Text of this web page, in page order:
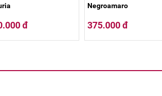
đ
Negroamaro
375.000 đ